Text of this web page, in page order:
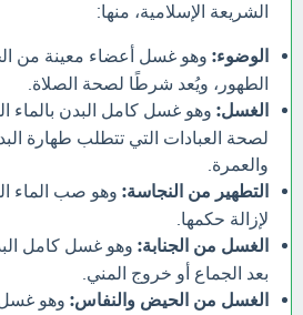
الشريعة الإسلامية، منها:
الوضوء: وهو غسل أعضاء معينة من
الطهور، ويُعد شرطًا لصحة الصلاة.
الغسل: وهو غسل كامل البدن بالماء
لصحة العبادات التي تتطلب طهارة
والعمرة.
التطهير من النجاسة: وهو صب الماء
لإزالة حكمها.
الغسل من الجنابة: وهو غسل كامل
بعد الجماع أو خروج المني.
الغسل من الحيض والنفاس: وهو غسل